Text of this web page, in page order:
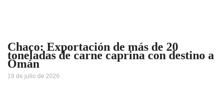
Chaco: Exportación de más de 20
toneladas de carne caprina con destino a
Omán
19 de julio de 2026